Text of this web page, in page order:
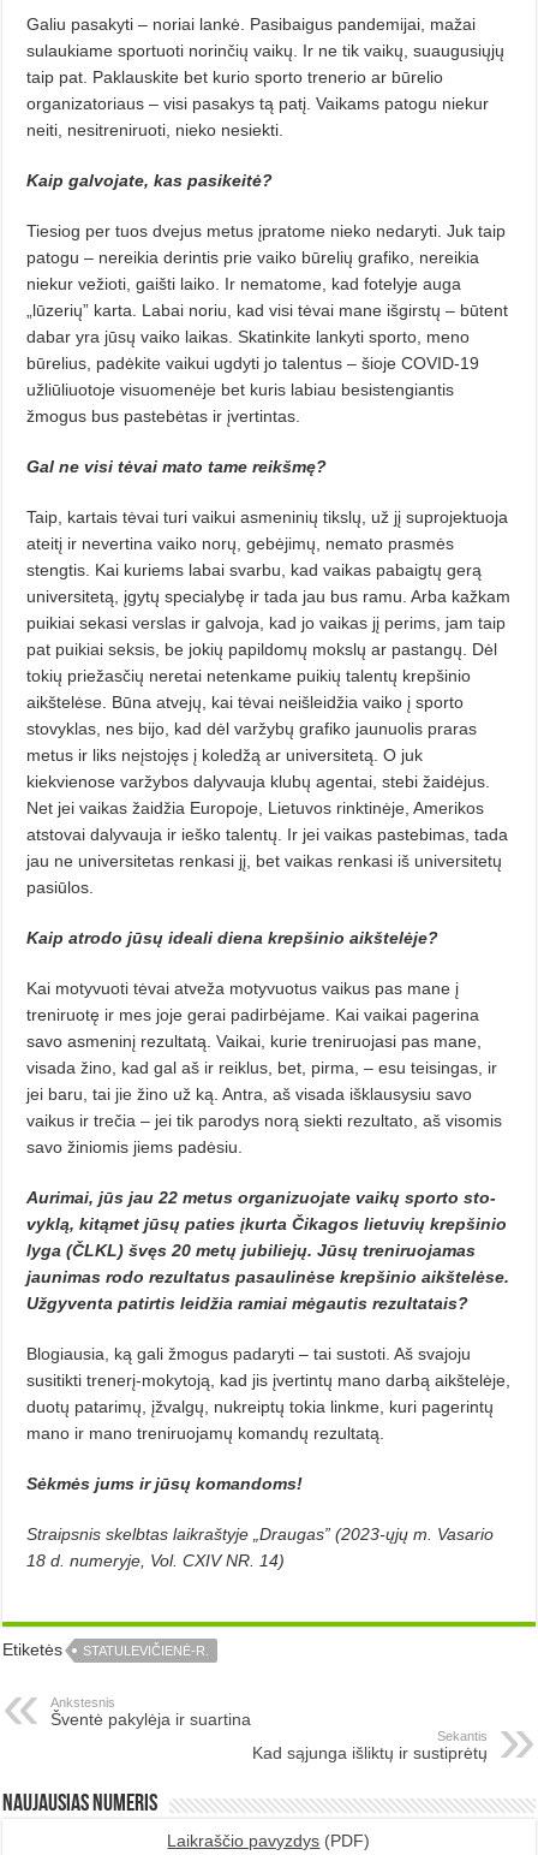
Galiu pasakyti – noriai lankė. Pa­sibaigus pandemijai, mažai
sulaukia­me sportuoti norinčių vaikų. Ir ne tik vaikų, suaugusiųjų
taip pat. Paklaus­ki­te bet kurio sporto trenerio ar būrelio
organizatoriaus – visi pasakys tą patį. Vaikams patogu niekur
neiti, ne­sitreniruoti, nieko nesiekti.
Kaip galvojate, kas pasikeitė?
Tiesiog per tuos dvejus metus įpratome nieko nedaryti. Juk taip
pa­togu – nereikia derintis prie vaiko bū­relių grafiko, nereikia
niekur vežioti, gaišti laiko. Ir nematome, kad fotelyje auga
„lūzerių” karta. Labai noriu, kad visi tėvai mane išgirstų – būtent
da­bar yra jūsų vaiko laikas. Skatinkite lankyti sporto, meno
būrelius, padė­kite vaikui ugdyti jo talentus – šioje COVID-19
užliūliuotoje visuomenėje bet kuris labiau besistengiantis
žmogus bus pastebėtas ir įvertintas.
Gal ne visi tėvai mato tame reikšmę?
Taip, kartais tėvai turi vaikui asmeninių tikslų, už jį suprojektuoja
ateitį ir nevertina vaiko norų, gebėji­mų, nemato prasmės
stengtis. Kai ku­riems labai svarbu, kad vaikas pa­baig­tų gerą
universitetą, įgytų specia­lybę ir tada jau bus ramu. Arba kažkam
puikiai sekasi verslas ir gal­voja, kad jo vaikas jį perims, jam taip
pat puikiai seksis, be jokių papildo­mų mokslų ar pastangų. Dėl
tokių priežasčių neretai netenkame puikių talentų krepšinio
aikštelėse. Būna atvejų, kai tėvai neišleidžia vaiko į sporto
stovyklas, nes bijo, kad dėl var­­žybų grafiko jaunuolis praras
me­tus ir liks neįstojęs į koledžą ar universitetą. O juk
kiekvienose varžybos dalyvauja klubų agentai, stebi žaidė­jus.
Net jei vaikas žaidžia Europoje, Lietuvos rinktinėje, Amerikos
atstovai dalyvauja ir ieško talentų. Ir jei vaikas pastebimas, tada
jau ne univer­sitetas renkasi jį, bet vaikas ren­kasi iš universitetų
pasiūlos.
Kaip atrodo jūsų ideali diena krepšinio aikštelėje?
Kai motyvuoti tėvai atveža mo­ty­vuotus vaikus pas mane į
treniruotę ir mes joje gerai padirbėjame. Kai vai­kai pagerina
savo asmeninį rezultatą. Vaikai, kurie treniruojasi pas ma­ne,
visada žino, kad gal aš ir reiklus, bet, pirma, – esu teisingas, ir
jei baru, tai jie žino už ką. Antra, aš visada išklausysiu savo
vaikus ir trečia – jei tik parodys norą siekti rezultato, aš visomis
savo žiniomis jiems padėsiu.
Aurimai, jūs jau 22 metus organizuojate vaikų sporto sto­
vyk­lą, kitąmet jūsų paties įkurta Čikagos lietuvių krepšinio
lyga (ČLKL) švęs 20 metų jubiliejų. Jū­sų treniruojamas
jaunimas rodo rezultatus pasaulinėse krepšinio aikštelėse.
Užgyventa patirtis leidžia ramiai mėgautis rezultatais?
Blogiausia, ką gali žmogus pada­ryti – tai sustoti. Aš svajoju
susitikti trenerį-mokytoją, kad jis įvertintų ma­no darbą aikštelėje,
duotų patari­mų, įžvalgų, nukreiptų tokia linkme, kuri pagerintų
mano ir mano treni­ruojamų komandų rezultatą.
Sėkmės jums ir jūsų komandoms!
Straipsnis skelbtas laikraštyje „Draugas” (2023-ųjų m. Vasario
18 d. numeryje, Vol. CXIV NR. 14)
Etiketės STATULEVIČIENĖ-R.
Ankstesnis
Šventė pakylėja ir suartina
Sekantis
Kad sąjunga išliktų ir sustiprėtų
Naujausias numeris
Laikraščio pavyzdys (PDF)